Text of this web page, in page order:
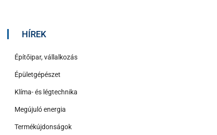
HÍREK
Építőipar, vállalkozás
Épületgépészet
Klíma- és légtechnika
Megújuló energia
Termékújdonságok